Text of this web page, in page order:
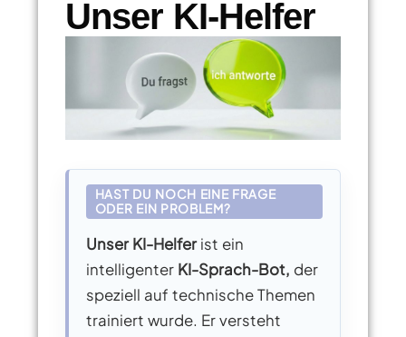
Unser KI-Helfer
HAST DU NOCH EINE FRAGE
ODER EIN PROBLEM?
Unser KI-Helferist ein
intelligenter KI-Sprach-Bot, der
speziell auf technische Themen
trainiert wurde. Er versteht